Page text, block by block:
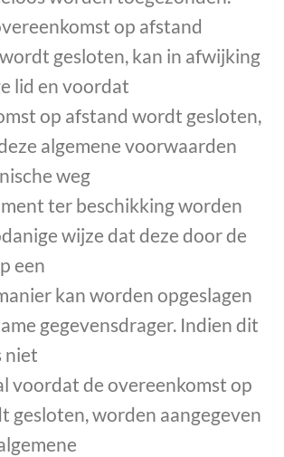
op afstand
gesloten, kan in afwijking
lid en voordat
op afstand wordt gesloten,
algemene voorwaarden
weg
ter beschikking worden
wijze dat deze door de
een
kan worden opgeslagen
gegevensdrager. Indien dit
niet
voordat de overeenkomst op
gesloten, worden aangegeven